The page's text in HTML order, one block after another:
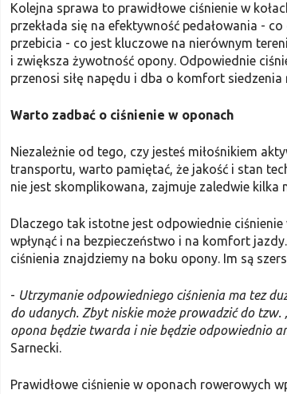
Kolejna sprawa to prawidłowe ciśnienie w
przekłada się na efektywność pedałowania -
przebicia - co jest kluczowe na nierównym
i zwiększa żywotność opony. Odpowiednie
przenosi siłę napędu i dba o komfort
Warto zadbać o ciśnienie w oponach
Niezależnie od tego, czy jesteś miłośnikiem
transportu, warto pamiętać, że jakość i stan
nie jest skomplikowana, zajmuje zaledwie kilka
Dlaczego tak istotne jest odpowiednie
wpłynąć i na bezpieczeństwo i na komfort
ciśnienia znajdziemy na boku opony. Im są
- Utrzymanie odpowiedniego ciśnienia ma tez
do udanych. Zbyt niskie może prowadzić do tzw.
opona będzie twarda i nie będzie odpowiednio
Sarnecki.
Prawidłowe ciśnienie w oponach rowerowych